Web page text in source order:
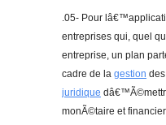
.05- Pour
entreprises qui, quel
entreprise, un plan
cadre de la gestion
juridique
monÃ©taire et